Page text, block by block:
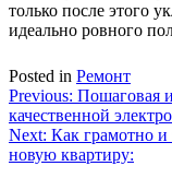
только после этого
идеально ровного
Posted in Ремонт
Навигация
по
записям
Previous: Пошаговая
качественной
Next: Как грамотно и
новую квартиру: